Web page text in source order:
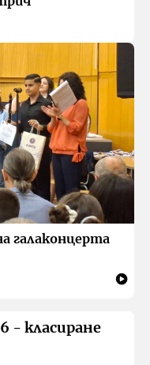
галаконцерта
- класиране